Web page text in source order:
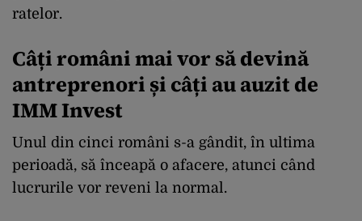
ratelor.
Câți români mai vor să devină
antreprenori și câți au auzit de
IMM Invest
Unul din cinci români s-a gândit, în ultima
perioadă, să înceapă o afacere, atunci când
lucrurile vor reveni la normal.